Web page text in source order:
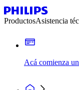
ProductosAsistencia
Acá comienza